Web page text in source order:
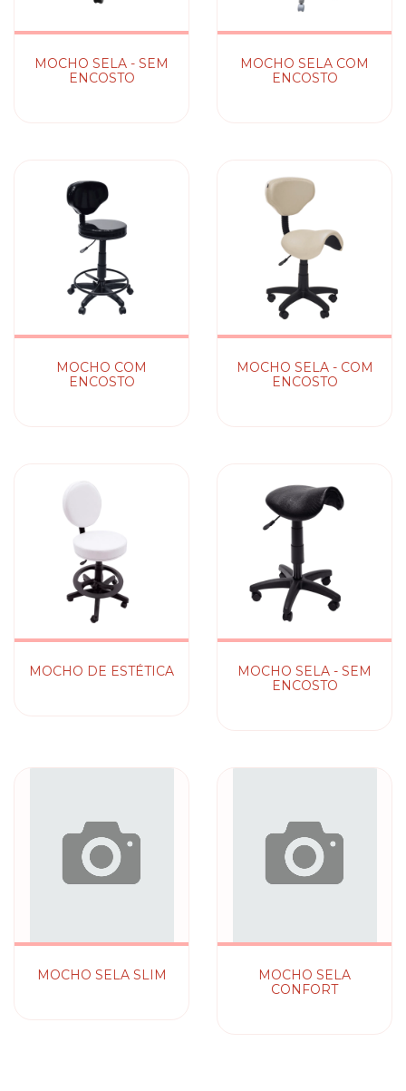
MOCHO SELA - SEM
ENCOSTO
MOCHO SELA COM
ENCOSTO
MOCHO COM
ENCOSTO
MOCHO SELA - COM
ENCOSTO
MOCHO DE ESTÉTICA
MOCHO SELA - SEM
ENCOSTO
MOCHO SELA SLIM
MOCHO SELA
CONFORT